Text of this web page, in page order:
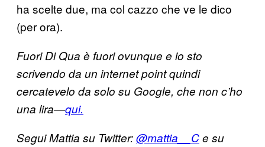
ha scelte due, ma col cazzo che ve le dico
(per ora).
Fuori Di Qua è fuori ovunque e io sto
scrivendo da un internet point quindi
cercatevelo da solo su Google, che non c’ho
una lira—qui.
Segui Mattia su Twitter:@mattia__Ce su